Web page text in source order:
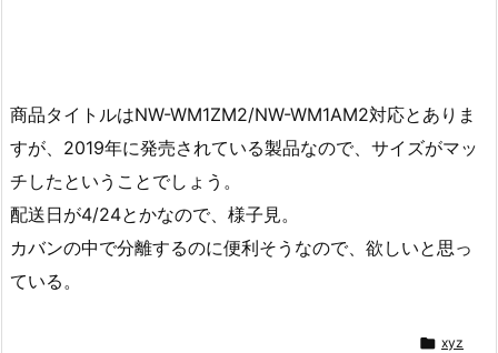
商品タイトルはNW-WM1ZM2/NW-WM1AM2対応とありま
すが、2019年に発売されている製品なので、サイズがマッ
チしたということでしょう。
配送日が4/24とかなので、様子見。
カバンの中で分離するのに便利そうなので、欲しいと思っ
ている。
 xyz